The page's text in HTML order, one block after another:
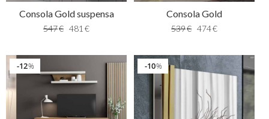
Consola Gold suspensa
547€ 481 €
Consola Gold
539€ 474€
%
12 %
10